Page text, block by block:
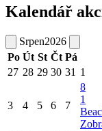
Kalendář
Srpen2026
Po Út St Čt Pá
27 28 29 30 31 1
3 4 5 6 7
8
1